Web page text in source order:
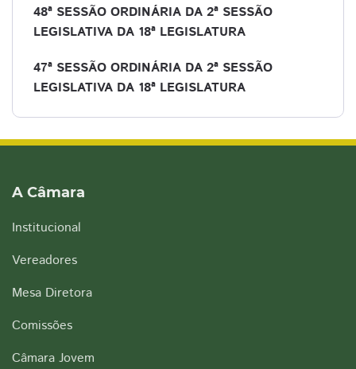
48ª SESSÃO ORDINÁRIA DA 2ª SESSÃO
LEGISLATIVA DA 18ª LEGISLATURA
47ª SESSÃO ORDINÁRIA DA 2ª SESSÃO
LEGISLATIVA DA 18ª LEGISLATURA
A Câmara
Institucional
Vereadores
Mesa Diretora
Comissões
Câmara Jovem